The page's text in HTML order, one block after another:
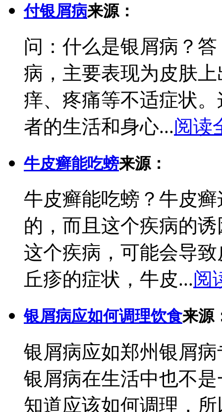
付银屑病来源：
问：什么是银屑病？
病，主要表现为皮肤
痒、疼痛等不适症状
者的生活和身心...阅读
牛皮癣能吃螃来源：
牛皮癣能吃螃？牛皮
的，而且这个疾病的
这个疾病，可能会导
丘疹的症状，牛皮...阅
银屑病应如何调理饮食来源
银屑病应如郑州银屑
银屑病在生活中也不
知道应该如何调理，